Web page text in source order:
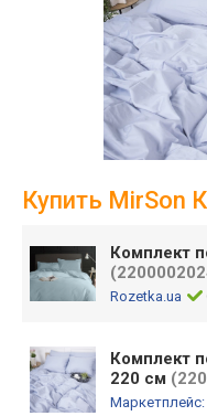
Купить MirSon
Комплект
Rozetka.ua
Комплект
220 см
Маркетплейс: